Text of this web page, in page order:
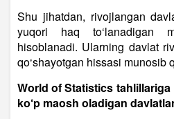
Shu jihatdan, rivojlangan
yuqori haq to‘lanadigan
hisoblanadi. Ularning davlat
qo‘shayotgan hissasi munosib
World of Statistics tahlillariga
ko‘p maosh oladigan